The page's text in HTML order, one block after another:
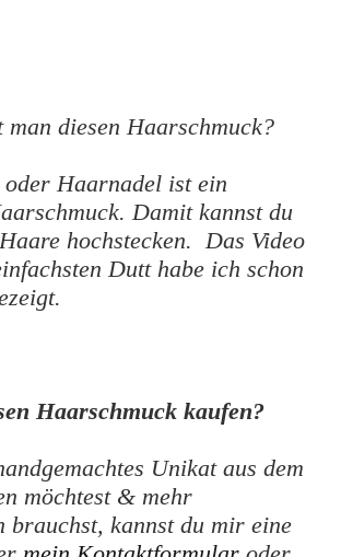
diesen Haarschmuck?
Haarnadel ist ein
Damit kannst du
hochstecken. Das Video
Dutt habe ich schon
Haarschmuck kaufen?
Unikat aus dem
möchtest & mehr
brauchst, kannst du mir eine